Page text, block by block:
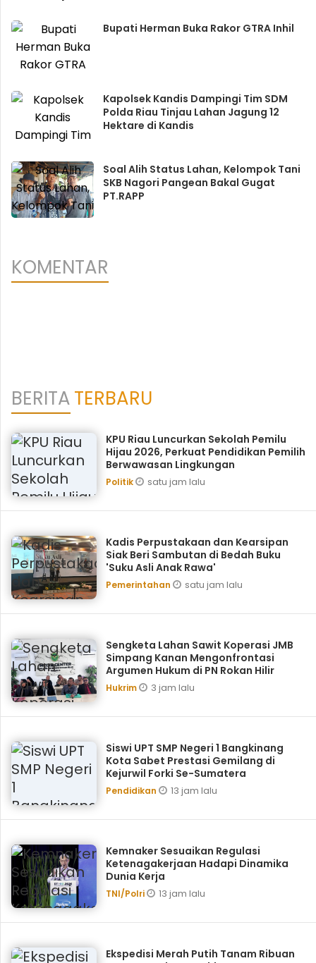
Bupati Herman Buka Rakor GTRA Inhil
Kapolsek Kandis Dampingi Tim SDM
Polda Riau Tinjau Lahan Jagung 12
Hektare di Kandis
Soal Alih Status Lahan, Kelompok Tani
SKB Nagori Pangean Bakal Gugat
PT.RAPP
KOMENTAR
BERITATERBARU
KPU Riau Luncurkan Sekolah Pemilu
Hijau 2026, Perkuat Pendidikan Pemilih
Berwawasan Lingkungan
Politik satu jam lalu
Kadis Perpustakaan dan Kearsipan
Siak Beri Sambutan di Bedah Buku
'Suku Asli Anak Rawa'
Pemerintahan satu jam lalu
Sengketa Lahan Sawit Koperasi JMB
Simpang Kanan Mengonfrontasi
Argumen Hukum di PN Rokan Hilir
Hukrim 3 jam lalu
Siswi UPT SMP Negeri 1 Bangkinang
Kota Sabet Prestasi Gemilang di
Kejurwil Forki Se-Sumatera
Pendidikan 13 jam lalu
Kemnaker Sesuaikan Regulasi
Ketenagakerjaan Hadapi Dinamika
Dunia Kerja
TNI/Polri 13 jam lalu
Ekspedisi Merah Putih Tanam Ribuan